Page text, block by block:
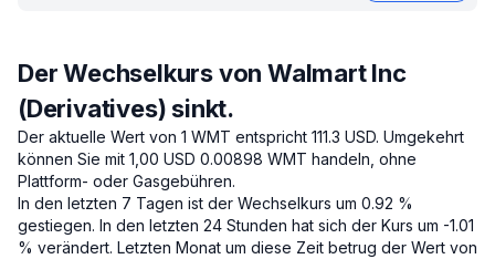
Der Wechselkurs von Walmart Inc
(Derivatives) sinkt.
Der aktuelle Wert von 1 WMT entspricht 111.3 USD. Umgekehrt
können Sie mit 1,00 USD 0.00898 WMT handeln, ohne
Plattform- oder Gasgebühren.
In den letzten 7 Tagen ist der Wechselkurs um 0.92 %
gestiegen. In den letzten 24 Stunden hat sich der Kurs um -1.01
% verändert. Letzten Monat um diese Zeit betrug der Wert von